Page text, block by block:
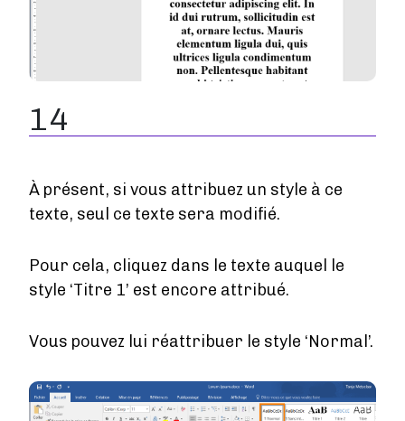
14
À présent, si vous attribuez un style à ce
texte, seul ce texte sera modifié.
Pour cela, cliquez dans le texte auquel le
style ‘Titre 1’ est encore attribué.
Vous pouvez lui réattribuer le style ‘Normal’.
Image